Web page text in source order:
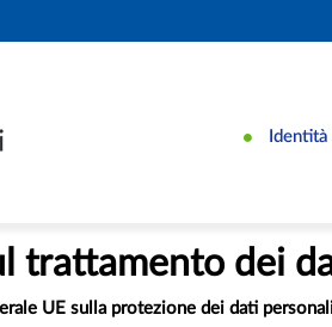
Identità
trattamento dei
UE sulla protezione dei dati